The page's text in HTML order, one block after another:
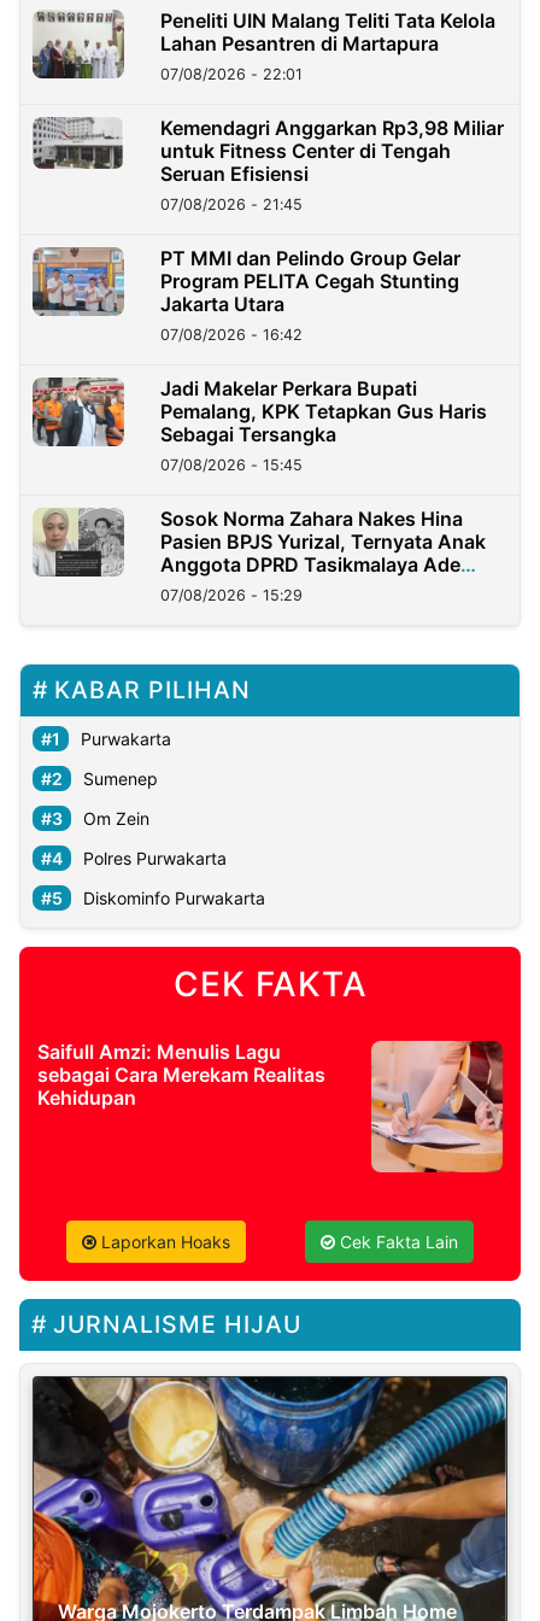
Peneliti UIN Malang Teliti Tata Kelola
Lahan Pesantren di Martapura
07/08/2026 - 22:01
Kemendagri Anggarkan Rp3,98 Miliar
untuk Fitness Center di Tengah
Seruan Efisiensi
07/08/2026 - 21:45
PT MMI dan Pelindo Group Gelar
Program PELITA Cegah Stunting
Jakarta Utara
07/08/2026 - 16:42
Jadi Makelar Perkara Bupati
Pemalang, KPK Tetapkan Gus Haris
Sebagai Tersangka
07/08/2026 - 15:45
Sosok Norma Zahara Nakes Hina
Pasien BPJS Yurizal, Ternyata Anak
Anggota DPRD Tasikmalaya Ade
Lukman
07/08/2026 - 15:29
KABAR PILIHAN
Purwakarta
Sumenep
Om Zein
Polres Purwakarta
Diskominfo Purwakarta
CEK FAKTA
Saifull Amzi: Menulis Lagu
sebagai Cara Merekam Realitas
Kehidupan
Laporkan Hoaks Cek Fakta Lain
JURNALISME HIJAU
Warga Mojokerto Terdampak Limbah Home